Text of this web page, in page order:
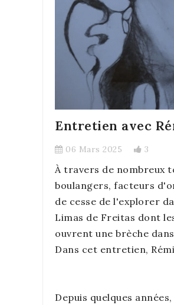
Entretien avec
06 Mars 2025 3
À travers de nombreux
boulangers, facteurs
de cesse de l'explorer
Limas de Freitas dont
ouvrent une brèche
Dans cet entretien,
Depuis quelques